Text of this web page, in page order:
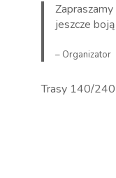
jeszcze
– Organizator
Trasy 140/